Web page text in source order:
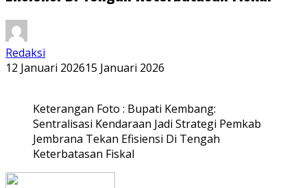
Redaksi
12 Januari 202615 Januari 2026
Keterangan Foto : Bupati Kembang:
Sentralisasi Kendaraan Jadi Strategi Pemkab
Jembrana Tekan Efisiensi Di Tengah
Keterbatasan Fiskal